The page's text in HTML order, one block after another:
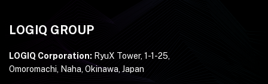
LOGIQ GROUP
LOGIQ Corporation: RyuX Tower, 1-1-25,
Omoromachi, Naha, Okinawa, Japan